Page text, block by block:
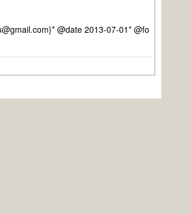
@date 2013-07-01* @fo